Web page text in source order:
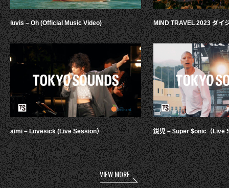
luvis – Oh (Official Music Video)
aimi – Lovesick (Live Session）
MIND TRAVEL 2023 ダイ
鋭児 – $uper $onic（Live
VIEW MORE